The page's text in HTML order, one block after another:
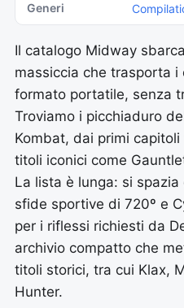
Generi
Il catalogo Midway
massiccia che trasporta
formato portatile, senza
Troviamo i picchiaduro
Kombat, dai primi
titoli iconici come
La lista è lunga: si
sfide sportive di 720º e
per i riflessi richiesti da
archivio compatto che
titoli storici, tra cui Klax,
Hunter.